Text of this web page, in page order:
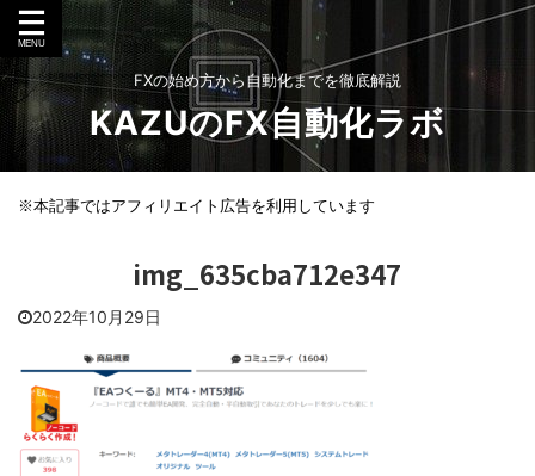
FXの始め方から自動化までを徹底解説
KAZUのFX自動化ラボ
※本記事ではアフィリエイト広告を利用しています
img_635cba712e347
2022年10月29日